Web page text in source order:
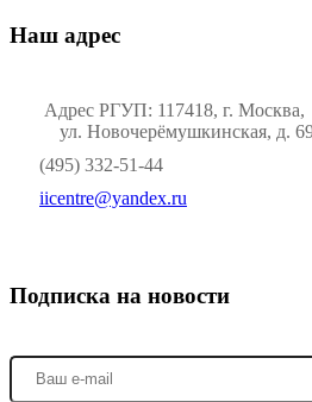
Наш адрес
Адрес РГУП: 117418, г. Москва,
ул. Новочерёмушкинская, д.
(495) 332-51-44
iicentre@yandex.ru
Подписка на новости